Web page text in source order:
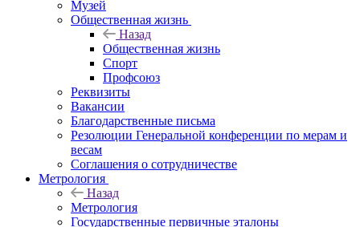
Музей
Общественная жизнь
Назад
Общественная жизнь
Спорт
Профсоюз
Реквизиты
Вакансии
Благодарственные письма
Резолюции Генеральной конференции по мерам и
весам
Соглашения о сотрудничестве
Метрология
Назад
Метрология
Государственные первичные эталоны